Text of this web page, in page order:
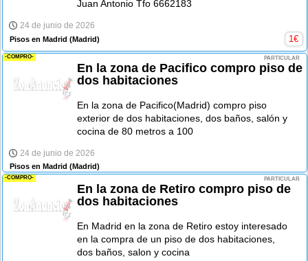
Juan Antonio Tfo 6662183
24 de junio de 2026
Pisos en Madrid (Madrid) 1€
-COMPRO- PARTICULAR
En la zona de Pacifico compro piso de
dos habitaciones
En la zona de Pacifico(Madrid) compro piso
exterior de dos habitaciones, dos baños, salón y
cocina de 80 metros a 100
24 de junio de 2026
Pisos en Madrid (Madrid)
-COMPRO- PARTICULAR
En la zona de Retiro compro piso de
dos habitaciones
En Madrid en la zona de Retiro estoy interesado
en la compra de un piso de dos habitaciones,
dos baños, salon y cocina